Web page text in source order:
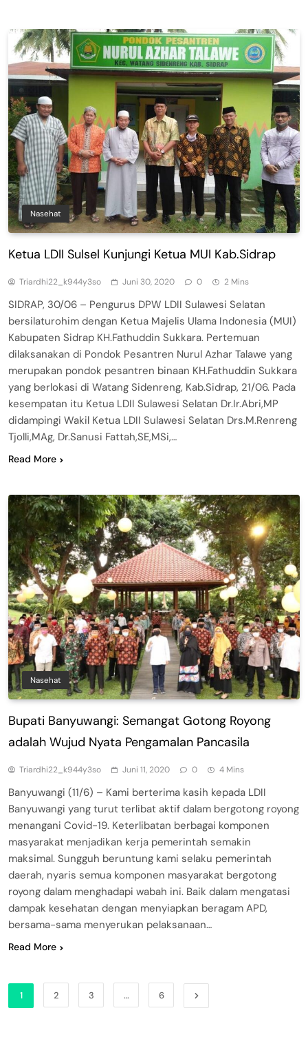
Nasehat
Ketua LDII Sulsel Kunjungi Ketua MUI Kab.Sidrap
Triardhi22_k944y3so Juni 30, 2020 0 2 Mins
SIDRAP, 30/06 – Pengurus DPW LDII Sulawesi Selatan
bersilaturohim dengan Ketua Majelis Ulama Indonesia (MUI)
Kabupaten Sidrap KH.Fathuddin Sukkara. Pertemuan
dilaksanakan di Pondok Pesantren Nurul Azhar Talawe yang
merupakan pondok pesantren binaan KH.Fathuddin Sukkara
yang berlokasi di Watang Sidenreng, Kab.Sidrap, 21/06. Pada
kesempatan itu Ketua LDII Sulawesi Selatan Dr.Ir.Abri,MP
didampingi Wakil Ketua LDII Sulawesi Selatan Drs.M.Renreng
Tjolli,MAg, Dr.Sanusi Fattah,SE,MSi,…
Read More
Nasehat
Bupati Banyuwangi: Semangat Gotong Royong
adalah Wujud Nyata Pengamalan Pancasila
Triardhi22_k944y3so Juni 11, 2020 0 4 Mins
Banyuwangi (11/6) – Kami berterima kasih kepada LDII
Banyuwangi yang turut terlibat aktif dalam bergotong royong
menangani Covid-19. Keterlibatan berbagai komponen
masyarakat menjadikan kerja pemerintah semakin
maksimal. Sungguh beruntung kami selaku pemerintah
daerah, nyaris semua komponen masyarakat bergotong
royong dalam menghadapi wabah ini. Baik dalam mengatasi
dampak kesehatan dengan menyiapkan beragam APD,
bersama-sama menyerukan pelaksanaan…
Read More
1 2 3 … 6